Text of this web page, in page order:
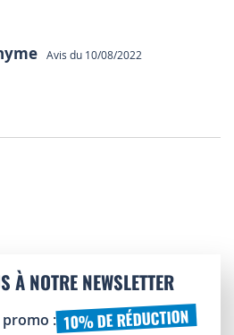
Avis du 10/08/2022
À NOTRE NEWSLETTER
promo : 10% DE RÉDUCTION